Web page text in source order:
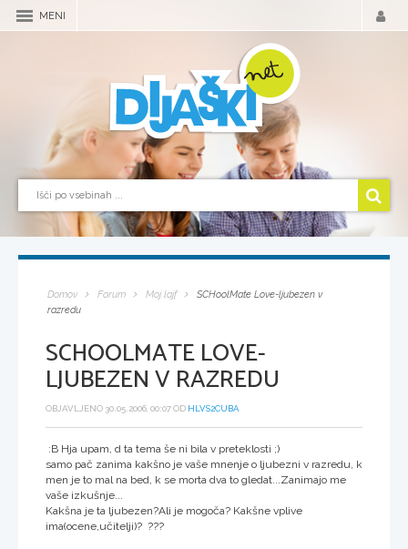
MENI
Domov Forum Moj lajf
SCHoolMate Love-ljubezen v
razredu
SCHOOLMATE LOVE-
LJUBEZEN V RAZREDU
OBJAVLJENO 30.05.2006, 00:07 OD HLVS2CUBA
:B Hja upam, d ta tema še ni bila v preteklosti ;)
samo pač zanima kakšno je vaše mnenje o ljubezni v razredu, k
men je to mal na bed, k se morta dva to gledat...Zanimajo me
vaše izkušnje...
Kakšna je ta ljubezen?Ali je mogoča? Kakšne vplive
ima(ocene,učitelji)? ???